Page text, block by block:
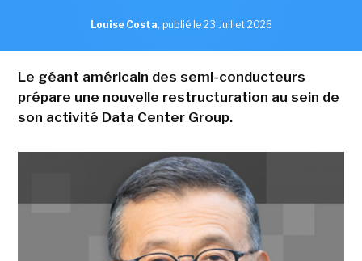
Louise Costa, publié le 23 Juillet 2026
Le géant américain des semi-conducteurs
prépare une nouvelle restructuration au sein de
son activité Data Center Group.